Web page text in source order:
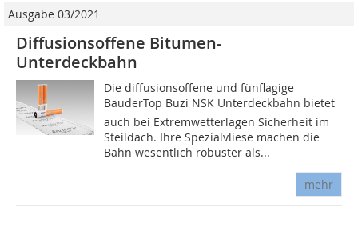
Ausgabe 03/2021
Diffusionsoffene Bitumen-
Unterdeckbahn
Die diffusionsoffene und fünflagige
BauderTop Buzi NSK Unterdeckbahn bietet
auch bei Extremwetterlagen Sicherheit im
Steildach. Ihre Spezialvliese machen die
Bahn wesentlich robuster als...
mehr